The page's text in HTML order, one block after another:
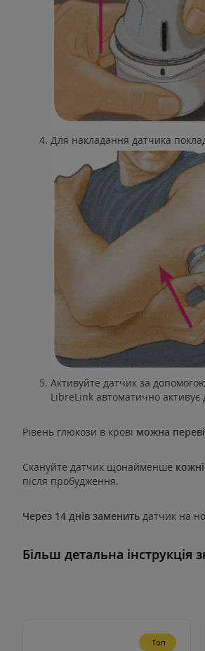
Для накладання датчика
Активуйте датчик за
LibreLink автоматично активує
Рівень глюкози в крові можна
Скануйте датчик щонайменше
після пробудження.
Через 14 днів заменить датчик на
Більш детальна інструкція
Топ